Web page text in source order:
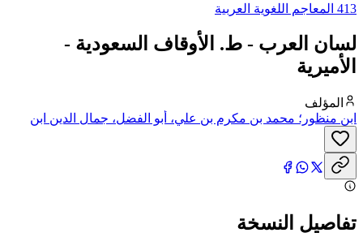
413 المعاجم اللغوية العربية
لسان العرب - ط. الأوقاف السعودية -
الأميرية
المؤلف
ابن منظور؛ محمد بن مكرم بن علي، أبو الفضل، جمال الدين ابن
منظور الأنصاري الرويفعي الإفريقي، صاحب (لسان العرب)
تفاصيل النسخة